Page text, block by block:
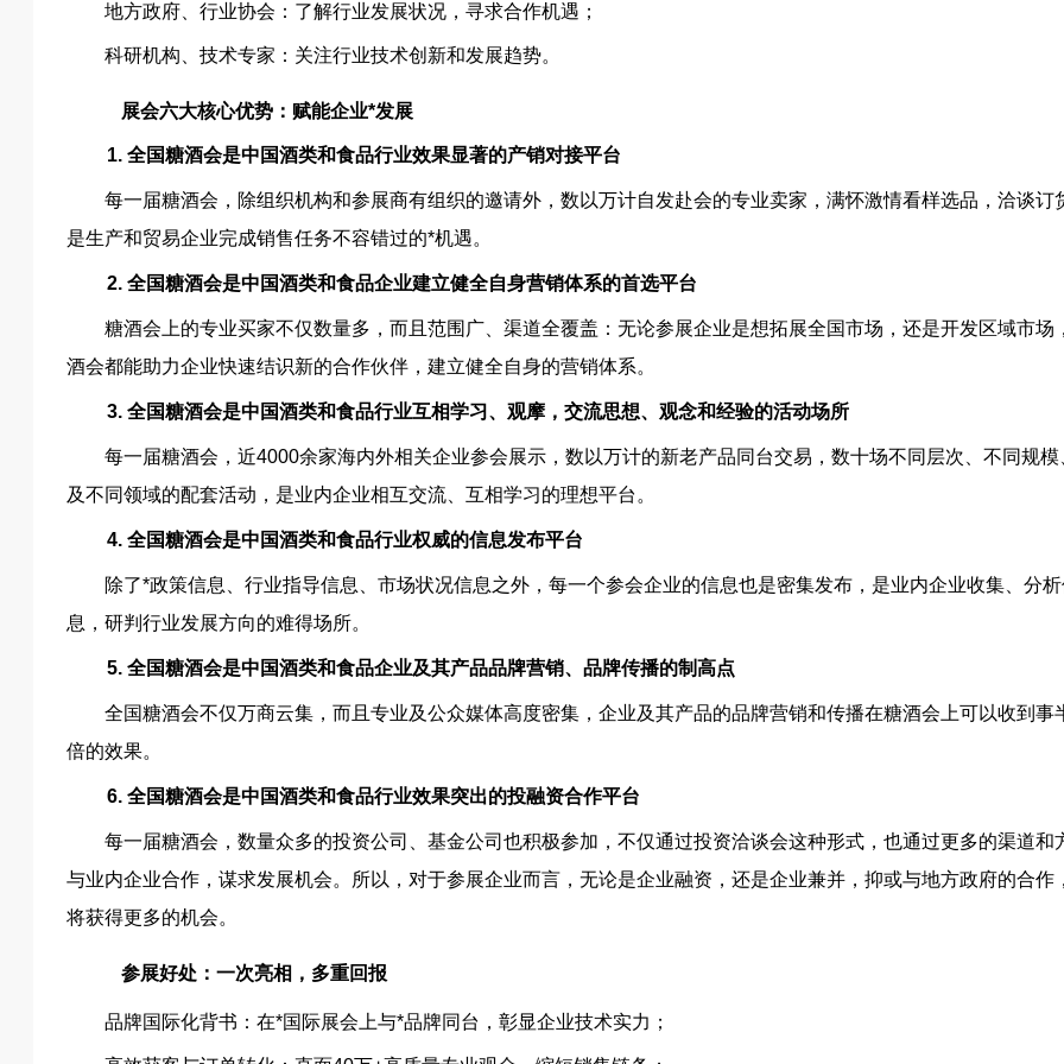
地方政府、行业协会：了解行业发展状况，寻求合作机遇；
科研机构、技术专家：关注行业技术创新和发展趋势。
展会六大核心优势：赋能企业*发展
1. 全国糖酒会是中国酒类和食品行业效果显著的产销对接平台
每一届糖酒会，除组织机构和参展商有组织的邀请外，数以万计自发赴会的专业卖家，满怀激情看样选品，洽谈订
是生产和贸易企业完成销售任务不容错过的*机遇。
2. 全国糖酒会是中国酒类和食品企业建立健全自身营销体系的首选平台
糖酒会上的专业买家不仅数量多，而且范围广、渠道全覆盖：无论参展企业是想拓展全国市场，还是开发区域市场
酒会都能助力企业快速结识新的合作伙伴，建立健全自身的营销体系。
3. 全国糖酒会是中国酒类和食品行业互相学习、观摩，交流思想、观念和经验的活动场所
每一届糖酒会，近4000余家海内外相关企业参会展示，数以万计的新老产品同台交易，数十场不同层次、不同规模
及不同领域的配套活动，是业内企业相互交流、互相学习的理想平台。
4. 全国糖酒会是中国酒类和食品行业权威的信息发布平台
除了*政策信息、行业指导信息、市场状况信息之外，每一个参会企业的信息也是密集发布，是业内企业收集、分
息，研判行业发展方向的难得场所。
5. 全国糖酒会是中国酒类和食品企业及其产品品牌营销、品牌传播的制高点
全国糖酒会不仅万商云集，而且专业及公众媒体高度密集，企业及其产品的品牌营销和传播在糖酒会上可以收到事
倍的效果。
6. 全国糖酒会是中国酒类和食品行业效果突出的投融资合作平台
每一届糖酒会，数量众多的投资公司、基金公司也积极参加，不仅通过投资洽谈会这种形式，也通过更多的渠道和
与业内企业合作，谋求发展机会。所以，对于参展企业而言，无论是企业融资，还是企业兼并，抑或与地方政府的合作
将获得更多的机会。
参展好处：一次亮相，多重回报
品牌国际化背书：在*国际展会上与*品牌同台，彰显企业技术实力；